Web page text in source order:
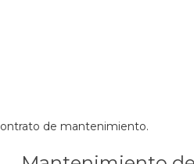
de mantenimiento.